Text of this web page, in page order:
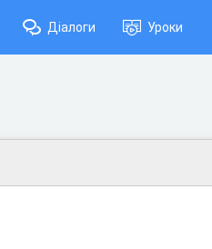
Діалоги Уроки